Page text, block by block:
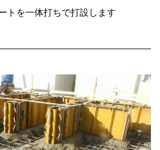
トを一体打ちで打設します